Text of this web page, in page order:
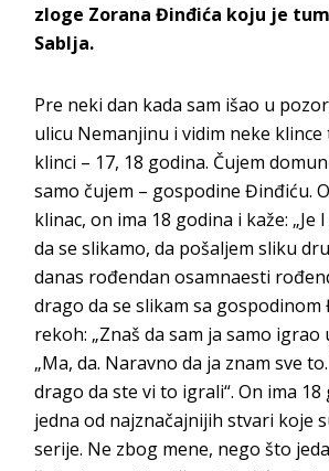
zloge Zorana Đinđića koju je
Sablja.
Pre neki dan kada sam išao u
ulicu Nemanjinu i vidim neke klince
klinci – 17, 18 godina. Čujem
samo čujem – gospodine Đinđiću.
klinac, on ima 18 godina i kaže: „Je
da se slikamo, da pošaljem sliku
danas rođendan osamnaesti
drago da se slikam sa gospodinom
rekoh: „Znaš da sam ja samo igrao
„Ma, da. Naravno da ja znam sve
drago da ste vi to igrali“. On ima
jedna od najznačajnijih stvari koje
serije. Ne zbog mene, nego što